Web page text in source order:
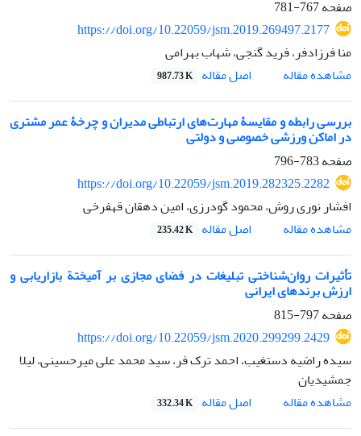
صفحه767-781
https://doi.org/10.22059/jsm.2019.269497.2177
منا فرزادفر، فرید گنجی، شهاب بهرامی
مشاهده مقاله
اصل مقاله 987.73 K
بررسی رابطه و مقایسۀ مهارت‌های ارتباطی مدیران و چرخۀ عمر مشتری
در اماکن ورزشی خصوصی و دولتی
صفحه783-796
https://doi.org/10.22059/jsm.2019.282325.2282
افشار نوری روش، محمود گودرزی، امین دهقان قهفرخی
مشاهده مقاله
اصل مقاله 235.42 K
تأثیرات روان‌شناختی تبلیغات در فضای مجازی بر آمیختة بازاریابی و
ارزش برندهای ایرانی
صفحه797-815
https://doi.org/10.22059/jsm.2020.299299.2429
سیده راضیه دستغیب، احمد ترک فر، سید محمد علی میرحسینی، لیلا
جمشیدیان
مشاهده مقاله
اصل مقاله 332.34 K